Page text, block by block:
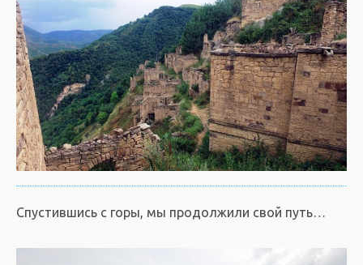
Спустившись с горы, мы продолжили свой путь…